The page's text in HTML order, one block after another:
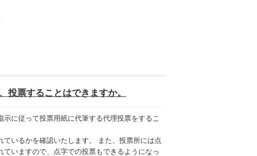
投票することはできますか。
に従って投票用紙に代筆する代理投票をするこ
いるかを確認いたします。 また、投票所には点
いますので、点字での投票もできるようになっ